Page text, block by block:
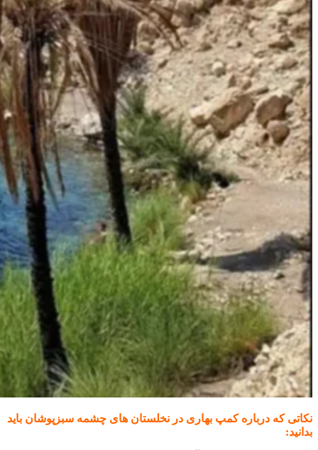
نکاتی که درباره کمپ بهاری در نخلستان های چشمه سبزپوشان باید
بدانید: